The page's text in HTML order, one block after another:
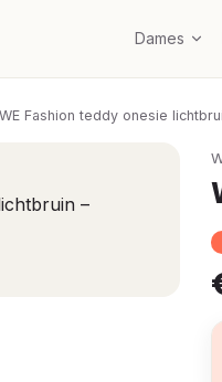
Dames
WE Fashion teddy onesie